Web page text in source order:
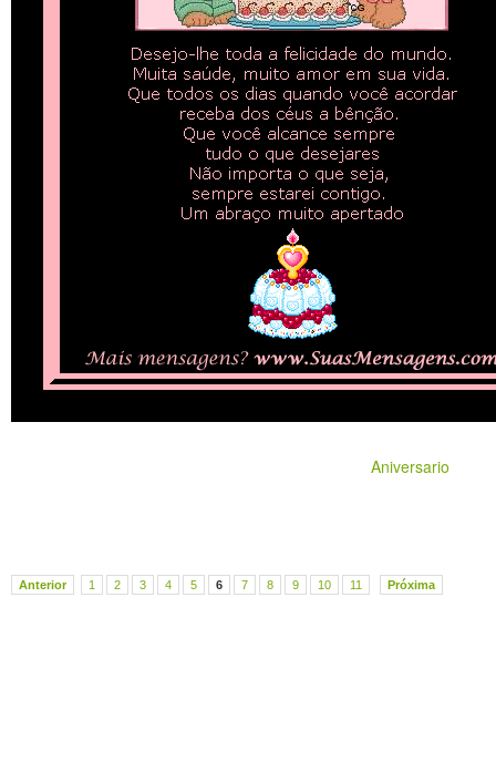
Aniversario
Anterior 1 2 3 4 5 6 7 8 9 10 11 Próxima